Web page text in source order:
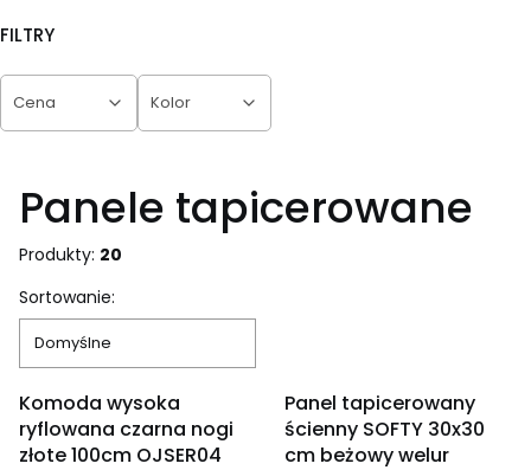
FILTRY
Cena Kolor
Panele tapicerowane
Produkty: 20
Lista produktów
Sortowanie:
Domyślne
Komoda wysoka
ryflowana czarna nogi
złote 100cm OJSER04
Panel tapicerowany
ścienny SOFTY 30x30
cm beżowy welur